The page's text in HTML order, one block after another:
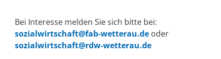
Bei Interesse melden Sie sich bitte bei:
sozialwirtschaft@fab-wetterau.de oder
sozialwirtschaft@rdw-wetterau.de